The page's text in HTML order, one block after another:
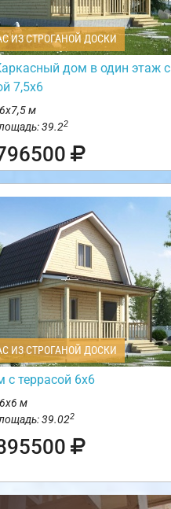
ИЗ СТРОГАНОЙ ДОСКИ
дом в один этаж с
7,5х6
м
39.22
ИЗ СТРОГАНОЙ ДОСКИ
террасой 6х6
м
39.022